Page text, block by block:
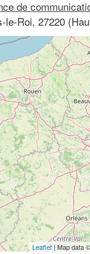
de
Roi, 27220
Leaflet | Map data ©